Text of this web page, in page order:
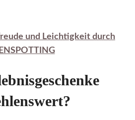
und Leichtigkeit durch